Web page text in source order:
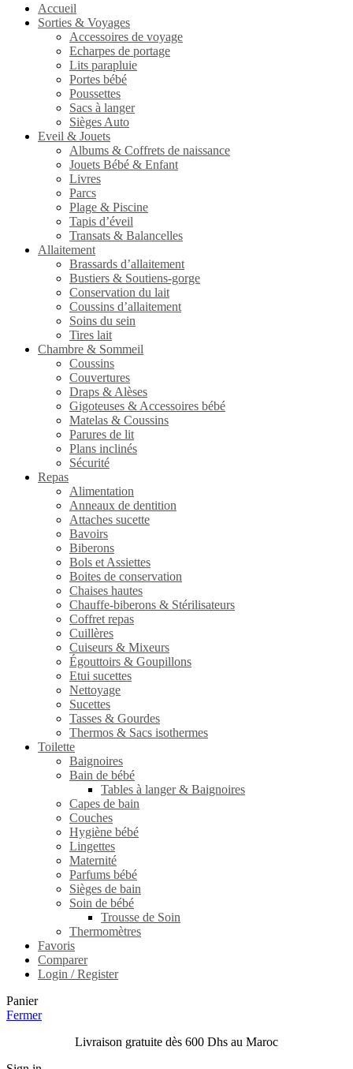
Accueil
Sorties & Voyages
Accessoires de voyage
Echarpes de portage
Lits parapluie
Portes bébé
Poussettes
Sacs à langer
Sièges Auto
Eveil & Jouets
Albums & Coffrets de naissance
Jouets Bébé & Enfant
Livres
Parcs
Plage & Piscine
Tapis d’éveil
Transats & Balancelles
Allaitement
Brassards d’allaitement
Bustiers & Soutiens-gorge
Conservation du lait
Coussins d’allaitement
Soins du sein
Tires lait
Chambre & Sommeil
Coussins
Couvertures
Draps & Alèses
Gigoteuses & Accessoires bébé
Matelas & Coussins
Parures de lit
Plans inclinés
Sécurité
Repas
Alimentation
Anneaux de dentition
Attaches sucette
Bavoirs
Biberons
Bols et Assiettes
Boites de conservation
Chaises hautes
Chauffe-biberons & Stérilisateurs
Coffret repas
Cuillères
Cuiseurs & Mixeurs
Égouttoirs & Goupillons
Etui sucettes
Nettoyage
Sucettes
Tasses & Gourdes
Thermos & Sacs isothermes
Toilette
Baignoires
Bain de bébé
Tables à langer & Baignoires
Capes de bain
Couches
Hygiène bébé
Lingettes
Maternité
Parfums bébé
Sièges de bain
Soin de bébé
Trousse de Soin
Thermomètres
Favoris
Comparer
Login / Register
Panier
Fermer
Livraison gratuite dès 600 Dhs au Maroc